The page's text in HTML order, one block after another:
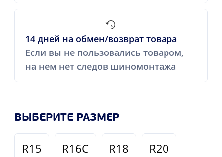
14 дней на обмен/возврат товара
Если вы не пользовались товаром,
на нем нет следов шиномонтажа
ВЫБЕРИТЕ РАЗМЕР
R15 R16C R18 R20